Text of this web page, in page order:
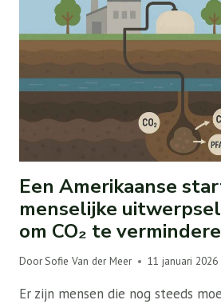
Een Amerikaanse
menselijke
om CO₂ te
DoorSofie Van der Meer 11 januari 2026
Er zijn mensen die nog steeds